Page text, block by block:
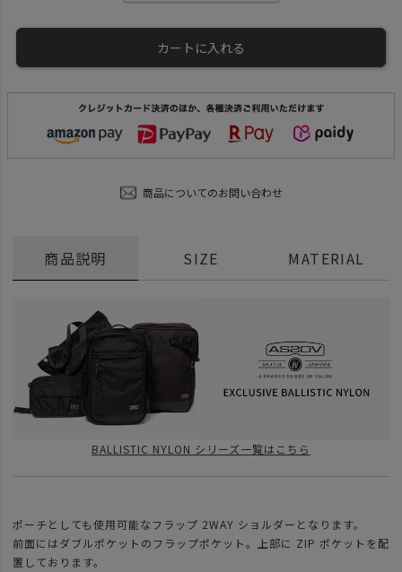
カートに入れる
商品についてのお問い合わせ
商品説明
BALLISTIC NYLON シリーズ一覧はこちら
ポーチとしても使用可能なフラップ 2WAY ショルダーとなります。
前面にはダブルポケットのフラップポケット。上部に ZIP ポケットを配
置しております。
SIZE MATERIAL